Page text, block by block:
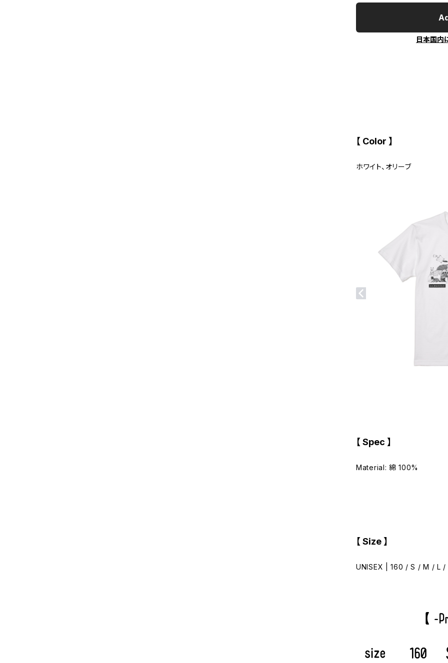
日本国内
【 Color 】
ホワイト、オリーブ
【 Spec 】
Material: 綿 100%
【 Size 】
UNISEX | 160 / S / M / L /